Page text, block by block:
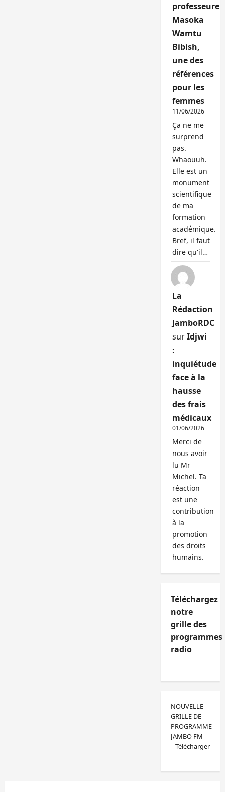
professeure
Masoka
Wamtu
Bibish,
une des
références
pour les
femmes
11/06/2026
Ça ne me
surprend
pas.
Whaouuh.
Elle est un
monument
scientifique
de ma
formation
académique.
Bref, il faut
dire qu'il…
La
Rédaction
JamboRDC
surIdjwi
:
inquiétude
face à la
hausse
des frais
médicaux
01/06/2026
Merci de
nous avoir
lu Mr
Michel. Ta
réaction
est une
contribution
à la
promotion
des droits
humains.
Téléchargez
notre
grille des
programmes
radio
NOUVELLE
GRILLE DE
PROGRAMME
JAMBO FM
Télécharger